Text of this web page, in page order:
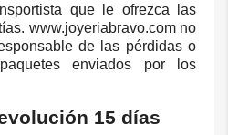
que le ofrezca las
www.joyeriabravo.com no
de las pérdidas o
enviados por los
15 días